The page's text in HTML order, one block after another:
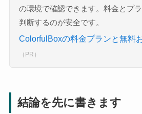
の環境で確認できます。料金とプ
判断するのが安全です。
ColorfulBoxの料金プランと無料
（PR）
結論を先に書きます